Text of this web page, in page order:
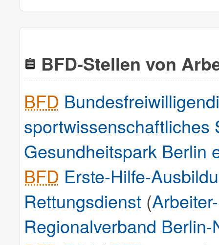
BFD-Stellen von
BFD
sportwissenschaftliches
Gesundheitspark Berlin
BFD Erste-Hilfe-
Rettungsdienst (
Regionalverband